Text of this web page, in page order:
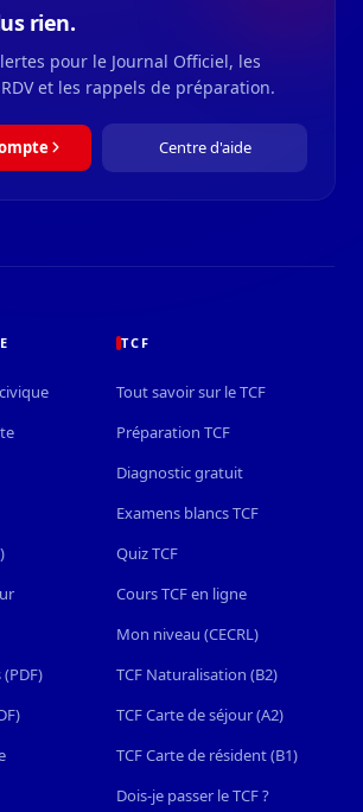
rien.
pour le Journal Officiel, les
et les rappels de préparation.
Centre d'aide
TCF
Tout savoir sur le TCF
Préparation TCF
Diagnostic gratuit
Examens blancs TCF
Quiz TCF
Cours TCF en ligne
Mon niveau (CECRL)
TCF Naturalisation (B2)
TCF Carte de séjour (A2)
TCF Carte de résident (B1)
Dois-je passer le TCF ?